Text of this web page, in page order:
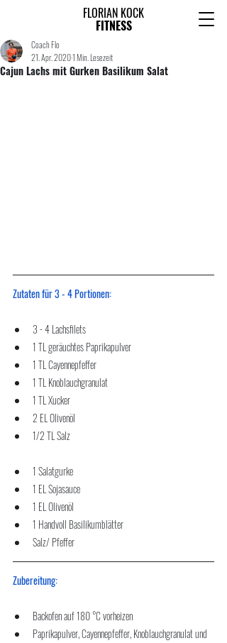
FLORIAN KOCK
FITNESS
Cajun Lachs mit Gurken Basilikum Salat
Coach Flo
21. Apr. 20201 Min. Lesezeit
Zutaten für 3 - 4 Portionen:
3 - 4 Lachsfilets
1 TL geräuchtes Paprikapulver
1 TL Cayennepfeffer
1 TL Knoblauchgranulat
1 TL Xucker
2 EL Olivenöl
1/2 TL Salz
1 Salatgurke
1 EL Sojasauce
1 EL Olivenöl
1 Handvoll Basilikumblätter
Salz/ Pfeffer
Zubereitung:
Backofen auf 180 °C vorheizen
Paprikapulver, Cayennepfeffer, Knoblauchgranulat und